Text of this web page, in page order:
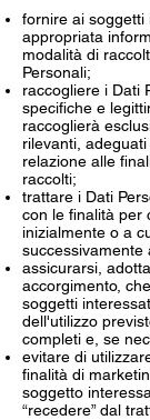
fornire ai soggetti
appropriata
modalità di
Personali;
raccogliere i Dati
specifiche e
raccoglierà
rilevanti,
relazione alle
raccolti;
trattare i Dati
con le finalità per
inizialmente o a
successivamente
assicurarsi,
accorgimento,
soggetti
dell'utilizzo
completi e, se
evitare di
finalità di
soggetto
“recedere” dal